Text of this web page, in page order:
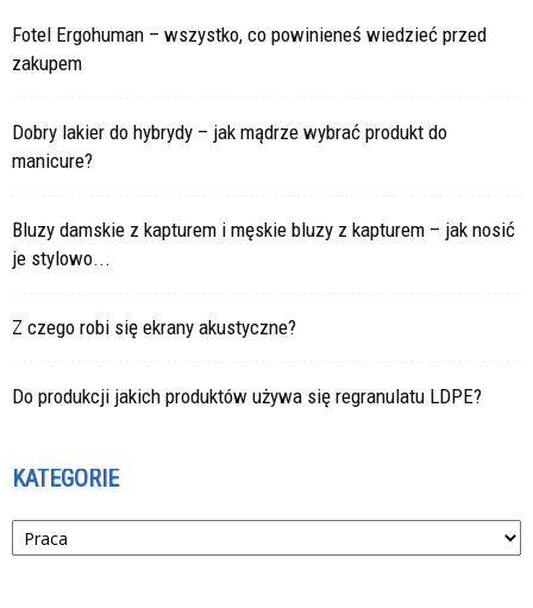
Fotel Ergohuman – wszystko, co powinieneś wiedzieć przed
zakupem
Dobry lakier do hybrydy – jak mądrze wybrać produkt do
manicure?
Bluzy damskie z kapturem i męskie bluzy z kapturem – jak nosić
je stylowo...
Z czego robi się ekrany akustyczne?
Do produkcji jakich produktów używa się regranulatu LDPE?
KATEGORIE
Kategorie